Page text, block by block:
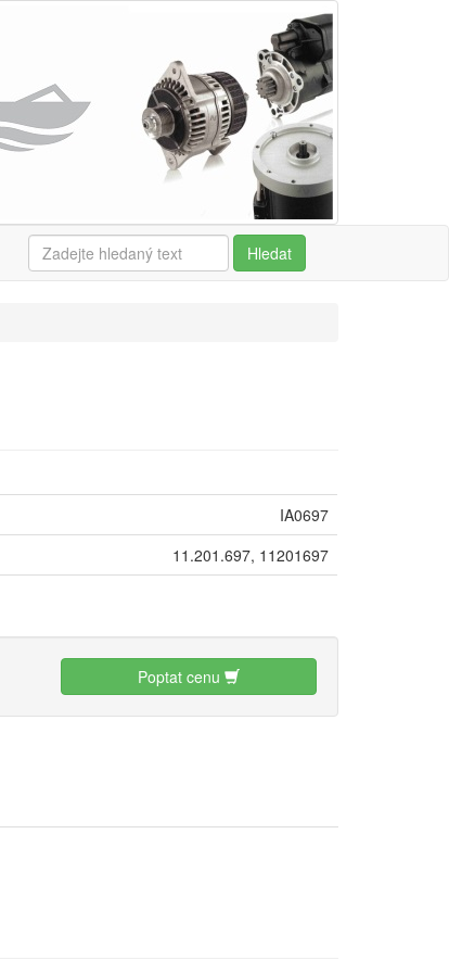
Hledat
IA0697
11.201.697, 11201697
Poptat cenu